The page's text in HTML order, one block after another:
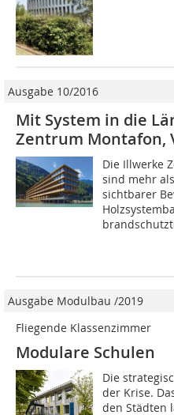
Ausgabe 10/2016
Mit System in die
Zentrum Montafon,
Die Illwerke
sind mehr
sichtbarer
Ausgabe Modulbau /2019
Fliegende Klassenzimmer
Modulare Schulen
Die
der Krise.
den Städten